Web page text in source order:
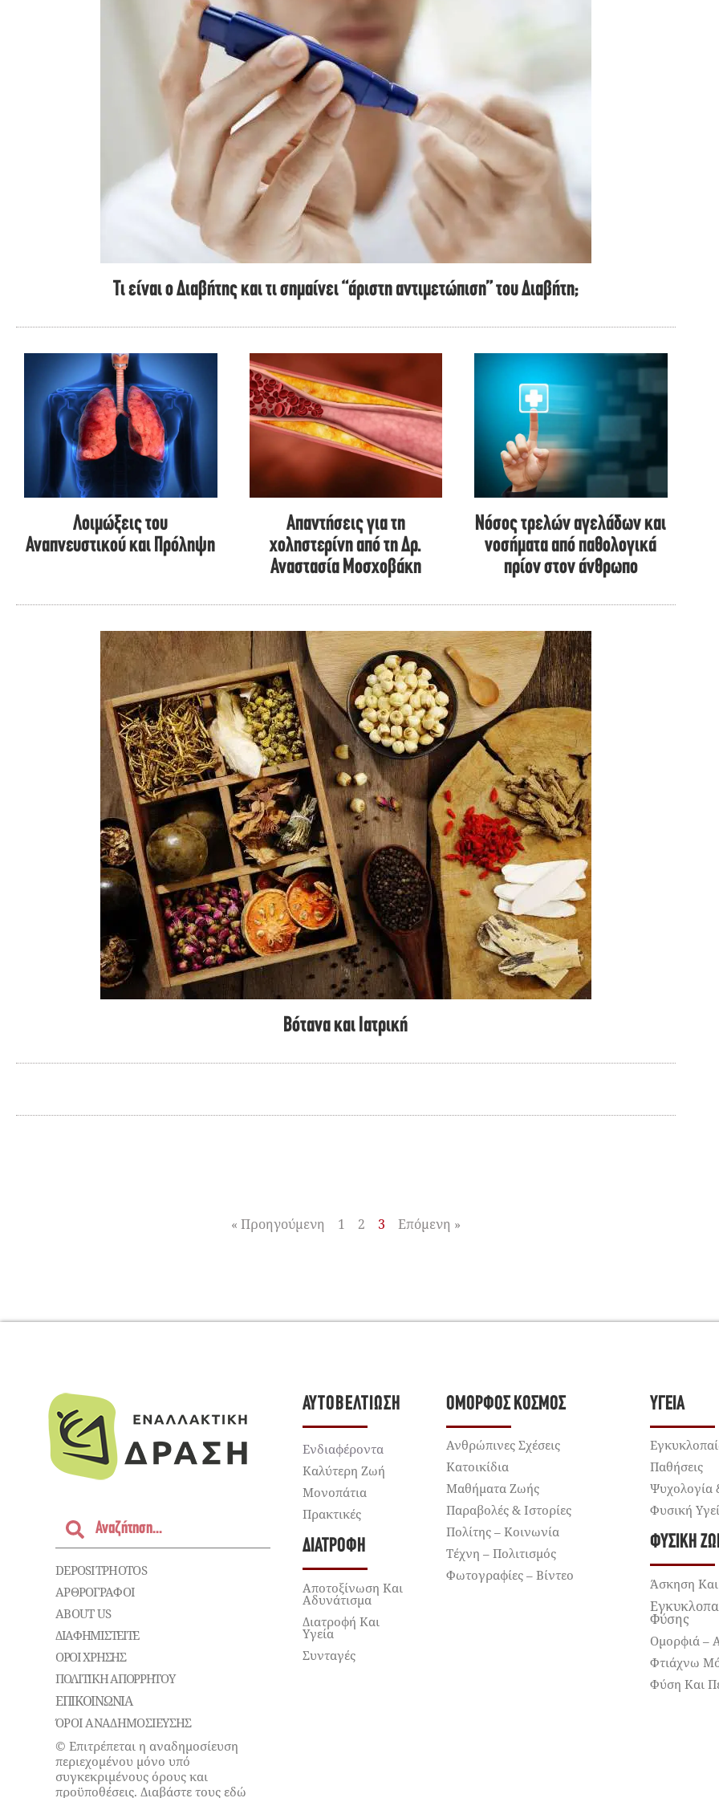
Τι είναι ο Διαβήτης και τι σημαίνει “άριστη αντιμετώπιση” του Διαβήτη;
Λοιμώξεις του
Αναπνευστικού και Πρόληψη
Απαντήσεις για τη
χοληστερίνη από τη Δρ.
Αναστασία Μοσχοβάκη
Νόσος τρελών αγελάδων και
νοσήματα από παθολογικά
πρίον στον άνθρωπο
Βότανα και Ιατρική
« Προηγούμενη 1 2 3 Επόμενη »
DEPOSITPHOTOS
ΑΡΘΡΟΓΡΑΦΟΙ
ABOUT US
ΔΙΑΦΗΜΙΣΤΕΊΤΕ
ΌΡΟΙ ΧΡΉΣΗΣ
ΠΟΛΙΤΙΚΉ ΑΠΟΡΡΉΤΟΥ
ΕΠΙΚΟΙΝΩΝΊΑ
ΌΡΟΙ ΑΝΑΔΗΜΟΣΙΕΥΣΗΣ
© Επιτρέπεται η αναδημοσίευση
περιεχομένου μόνο υπό
συγκεκριμένους όρους και
προϋποθέσεις. Διαβάστε τους εδώ
ΑΥΤΟΒΕΛΤΊΩΣΗ
Ενδιαφέροντα
Καλύτερη Ζωή
Μονοπάτια
Πρακτικές
ΔΙΑΤΡΟΦΉ
Αποτοξίνωση Και
Αδυνάτισμα
Διατροφή Και
Υγεία
Συνταγές
ΌΜΟΡΦΟΣ ΚΌΣΜΟΣ
Ανθρώπινες Σχέσεις
Κατοικίδια
Μαθήματα Ζωής
Παραβολές & Ιστορίες
Πολίτης – Κοινωνία
Τέχνη – Πολιτισμός
Φωτογραφίες – Βίντεο
ΥΓΕΊΑ
Παθήσεις
Ψυχολογία
Φυσική
ΦΥΣΙΚΉ
Άσκηση
Φύσης
Ομορφιά –
Φτιάχνω
Φύση Και